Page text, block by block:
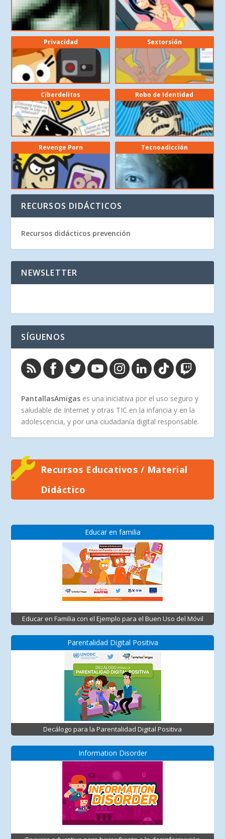
Privacidad Sextorsión
Ciberdelitos Robo de Identidad
Revenge Porn Tecnoadicción
RECURSOS DIDÁCTICOS
Recursos didácticos prevención
NEWSLETTER
SÍGUENOS
PantallasAmigas es una iniciativa por el uso seguro y
saludable de Internet y otras TIC en la infancia y en la
adolescencia, y por una ciudadanía digital responsable.
Recursos Educativos / Material
Didáctico
Educar en familia
Educar en Familia con el Ejemplo para el Buen Uso del Móvil
Parentalidad Digital Positiva
Decálogo para la Parentalidad Digital Positiva
Information Disorder